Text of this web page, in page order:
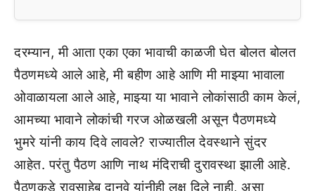
दरम्यान, मी आता एका एका भावाची काळजी घेत बोलत बोलत
पैठणमध्ये आले आहे, मी बहीण आहे आणि मी माझ्या भावाला
ओवाळायला आले आहे, माझ्या या भावाने लोकांसाठी काम केलं,
आमच्या भावाने लोकांची गरज ओळखली असून पैठणमध्ये
भुमरे यांनी काय दिवे लावले? राज्यातील देवस्थाने सुंदर
आहेत. परंतु पैठण आणि नाथ मंदिराची दुरावस्था झाली आहे.
पैठणकडे रावसाहेब दानवे यांनीही लक्ष दिले नाही, असा